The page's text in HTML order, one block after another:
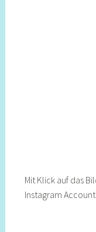
Mit Klick auf das
Instagram